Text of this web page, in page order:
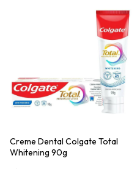
Creme Dental Colgate Total
Whitening 90g